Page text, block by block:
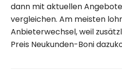
dann mit aktuellen
vergleichen. Am meisten
Anbieterwechsel, weil
Preis Neukunden-Boni